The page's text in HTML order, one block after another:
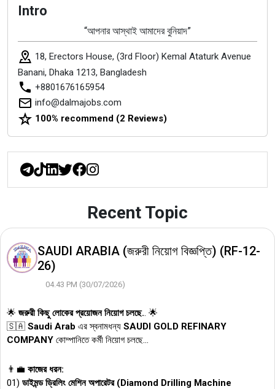
Intro
“আপনার আস্থাই আমাদের বুনিয়াদ”
18, Erectors House, (3rd Floor) Kemal Ataturk Avenue
Banani, Dhaka 1213, Bangladesh
+8801676165954
info@dalmajobs.com
100% recommend (2 Reviews)
Recent Topic
SAUDI ARABIA (জরুরী নিয়োগ বিজ্ঞপ্তি) (RF-12-
26)
04.43 PM (30/07/2026)
🌟 জরুরী কিছু লোকের প্রয়োজন নিয়োগ চলছে.. 🌟
🇸🇦 Saudi Arab এর স্বনামধন্য SAUDI GOLD REFINARY
COMPANY কোম্পানিতে কর্মী নিয়োগ চলছে...
👨‍💼 কাজের ধরন:
01) ডাইমন্ড ড্রিলিং মেশিন অপারেটর (Diamond Drilling Machine